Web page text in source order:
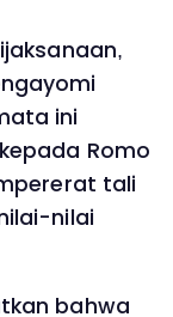
ini
Romo
tali
nilai
bahwa